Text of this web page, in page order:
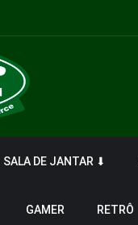
SALA DE JANTAR ⬇
GAMER RETRÔ